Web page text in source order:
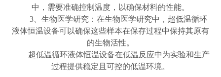
中，需要准确控制温度，以确保材料的性能。
3、生物医学研究：在生物医学研究中，超低温循环
液体恒温设备可以确保这些样本在保存过程中保持其原有
的生物活性。
超低温循环液体恒温设备在低温反应中为实验和生产
过程提供稳定且可控的低温环境。